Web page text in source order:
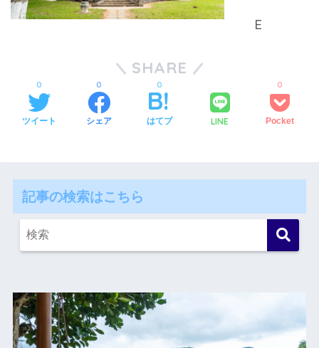
SHARE
ツイート
0
シェア
0
はてブ
0
LINE Pocket
0
記事の検索はこちら